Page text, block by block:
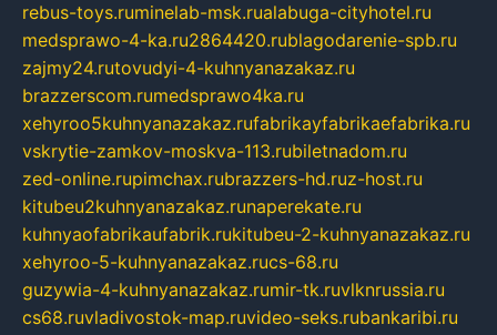
rebus-toys.ruminelab-msk.rualabuga-cityhotel.ru
medsprawo-4-ka.ru2864420.rublagodarenie-spb.ru
zajmy24.rutovudyi-4-kuhnyanazakaz.ru
brazzerscom.rumedsprawo4ka.ru
xehyroo5kuhnyanazakaz.rufabrikayfabrikaefabrika.ru
vskrytie-zamkov-moskva-113.rubiletnadom.ru
zed-online.rupimchax.rubrazzers-hd.ruz-host.ru
kitubeu2kuhnyanazakaz.runaperekate.ru
kuhnyaofabrikaufabrik.rukitubeu-2-kuhnyanazakaz.ru
xehyroo-5-kuhnyanazakaz.rucs-68.ru
guzywia-4-kuhnyanazakaz.rumir-tk.ruvlknrussia.ru
cs68.ruvladivostok-map.ruvideo-seks.rubankaribi.ru